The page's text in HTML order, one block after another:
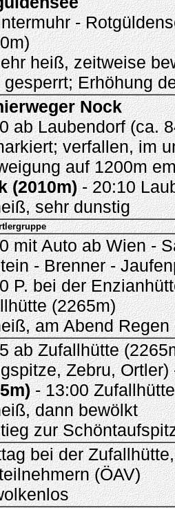
-
heiß, zeitweise
gesperrt; Erhöhung
Nock
ab Laubendorf (ca.
verfallen, im
auf 1200m
(2010m)- 20:10
sehr dunstig
mit Auto ab Wien -
- Brenner -
P. bei der
(2265m)
am Abend Regen
ab Zufallhütte
Zebru,
- 13:00 Zufallhütte
dann bewölkt
zur
bei der
(ÖAV)